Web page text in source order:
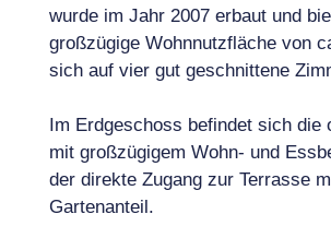
wurde im Jahr 2007 erbaut und
großzügige Wohnnutzfläche von
sich auf vier gut geschnittene
Im Erdgeschoss befindet sich die
mit großzügigem Wohn- und
der direkte Zugang zur Terrasse
Gartenanteil.